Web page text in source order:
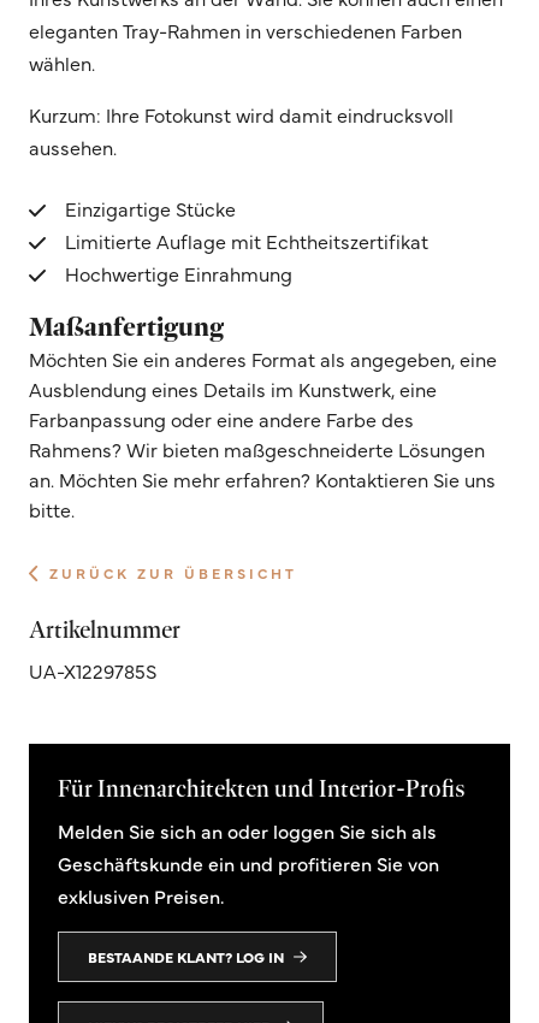
eleganten Tray-Rahmen in verschiedenen Farben
wählen.
Kurzum: Ihre Fotokunst wird damit eindrucksvoll
aussehen.
Einzigartige Stücke
Limitierte Auflage mit Echtheitszertifikat
Hochwertige Einrahmung
Maßanfertigung
Möchten Sie ein anderes Format als angegeben, eine
Ausblendung eines Details im Kunstwerk, eine
Farbanpassung oder eine andere Farbe des
Rahmens? Wir bieten maßgeschneiderte Lösungen
an. Möchten Sie mehr erfahren? Kontaktieren Sie uns
bitte.
ZURÜCK ZUR ÜBERSICHT
Artikelnummer
UA-X1229785S
Für Innenarchitekten und Interior-Profis
Melden Sie sich an oder loggen Sie sich als
Geschäftskunde ein und profitieren Sie von
exklusiven Preisen.
BESTAANDE KLANT? LOG IN